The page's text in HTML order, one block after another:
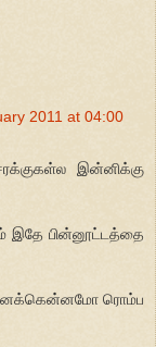
2011 at 04:00
இன்னிக்கு
இதே பின்னூட்டத்தை
ரொம்ப